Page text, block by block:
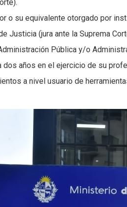
o su equivalente otorgado por
Justicia (jura ante la Suprema
Pública y/o
dos años en el ejercicio de su
a nivel usuario de